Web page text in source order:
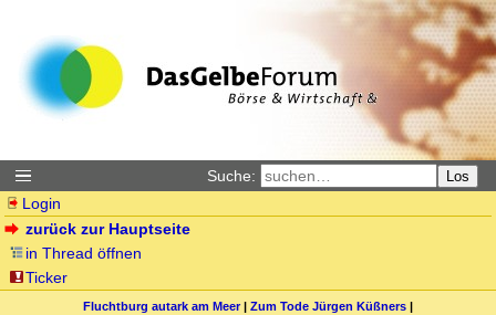
Suche: Los
Login
zurück zur Hauptseite
in Thread öffnen
Ticker
Fluchtburg autark am Meer| Zum Tode Jürgen Küßners |